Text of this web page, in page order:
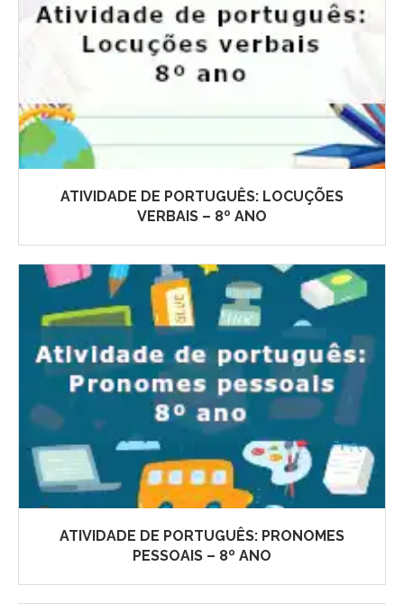
ATIVIDADE DE PORTUGUÊS: LOCUÇÕES
VERBAIS – 8º ANO
ATIVIDADE DE PORTUGUÊS: PRONOMES
PESSOAIS – 8º ANO